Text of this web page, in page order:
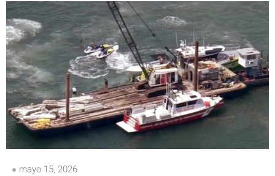
mayo 15, 2026